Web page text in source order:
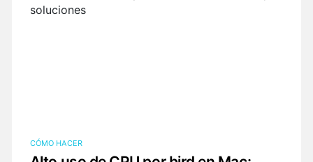
CÓMO HACER